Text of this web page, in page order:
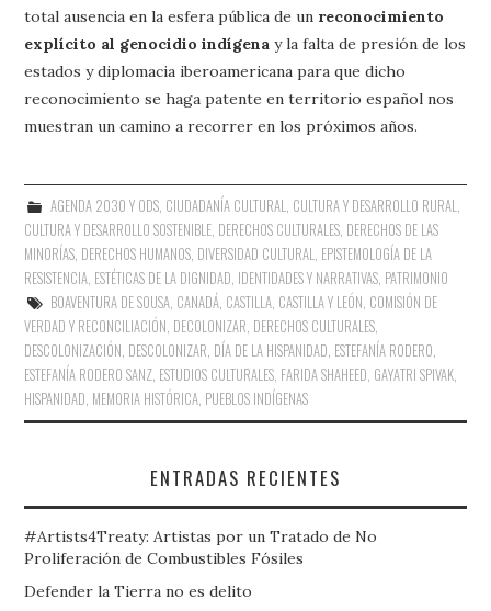
total ausencia en la esfera pública de un reconocimiento
explícito al genocidio indígena y la falta de presión de los
estados y diplomacia iberoamericana para que dicho
reconocimiento se haga patente en territorio español nos
muestran un camino a recorrer en los próximos años.
AGENDA 2030 Y ODS, CIUDADANÍA CULTURAL, CULTURA Y DESARROLLO RURAL,
CULTURA Y DESARROLLO SOSTENIBLE, DERECHOS CULTURALES, DERECHOS DE LAS
MINORÍAS, DERECHOS HUMANOS, DIVERSIDAD CULTURAL, EPISTEMOLOGÍA DE LA
RESISTENCIA, ESTÉTICAS DE LA DIGNIDAD, IDENTIDADES Y NARRATIVAS, PATRIMONIO
BOAVENTURA DE SOUSA, CANADÁ, CASTILLA, CASTILLA Y LEÓN, COMISIÓN DE
VERDAD Y RECONCILIACIÓN, DECOLONIZAR, DERECHOS CULTURALES,
DESCOLONIZACIÓN, DESCOLONIZAR, DÍA DE LA HISPANIDAD, ESTEFANÍA RODERO,
ESTEFANÍA RODERO SANZ, ESTUDIOS CULTURALES, FARIDA SHAHEED, GAYATRI SPIVAK,
HISPANIDAD, MEMORIA HISTÓRICA, PUEBLOS INDÍGENAS
ENTRADAS RECIENTES
#Artists4Treaty: Artistas por un Tratado de No
Proliferación de Combustibles Fósiles
Defender la Tierra no es delito